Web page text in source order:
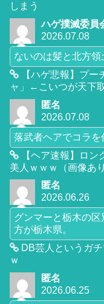
しまう
ハゲ撲滅委員
2026.07.08
ないのは髪と北方
【ハゲ悲報】プー
ャ」←こいつが天下
匿名
2026.07.08
落武者ヘアでコラを
【ヘア速報】ロン
美人ｗｗｗ（画像あり
匿名
2026.06.26
グンマーと栃木の
方が栃木県。
DB芸人というガ
ｗ
匿名
2026.06.25